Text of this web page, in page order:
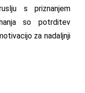
s priznanjem
so potrditev
za nadaljnji